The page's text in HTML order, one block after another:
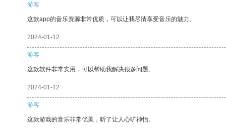
游客
这款app的音乐资源非常优质，可以让我尽情享受音乐的魅力。
2024-01-12
游客
这款软件非常实用，可以帮助我解决很多问题。
2024-01-12
游客
这款游戏的音乐非常优美，听了让人心旷神怡。